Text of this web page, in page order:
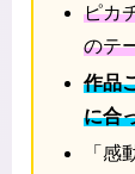
ピカ
のテ
作品
に合
「感